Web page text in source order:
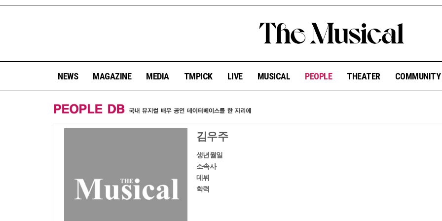
NEWS MAGAZINE MEDIA TMPICK LIVE MUSICAL PEOPLE THEATER COMMUNITY
김우주
생년월일
소속사
데뷔
학력